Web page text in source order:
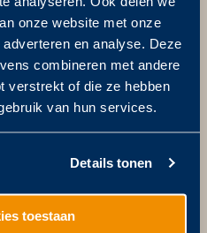
onze website met onze
en analyse. Deze
combineren met andere
verstrekt of die ze hebben
van hun services.
Details tonen
toestaan